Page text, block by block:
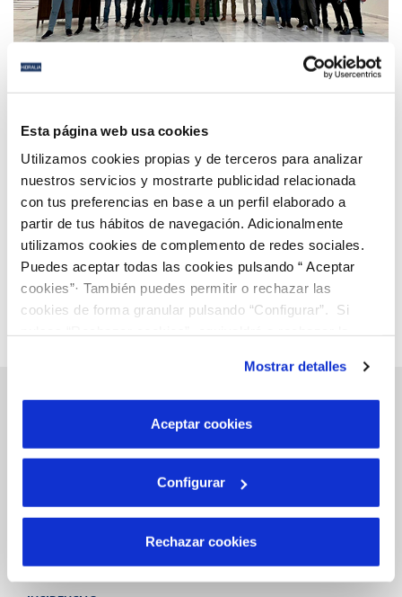
Esta página web usa cookies
Utilizamos cookies propias y de terceros para analizar
nuestros servicios y mostrarte publicidad relacionada
con tus preferencias en base a un perfil elaborado a
partir de tus hábitos de navegación. Adicionalmente
utilizamos cookies de complemento de redes sociales.
Puedes aceptar todas las cookies pulsando “ Aceptar
cookies”· También puedes permitir o rechazar las
cookies de forma granular pulsando “Configurar”. Si
son indispensables para que el sitio web funcione y que
por tanto no se pueden desactivar. Puedes consultar
más información en nuestraPolítica de Cookies
Mostrar detalles
Aceptar cookies
Configurar
Rechazar cookies
Un proyecto para medir la calidad del aire en
gana la 3ª edición de Dinapsis Hackathon en la
Costa del Sol, organizado por Hidralia y la UMA
Página 46 de 112
Anterior Siguiente
Gestiones Online
FACTURAS, PAGOS Y CONSUMOS
MODIFICACIÓN DE DATOS